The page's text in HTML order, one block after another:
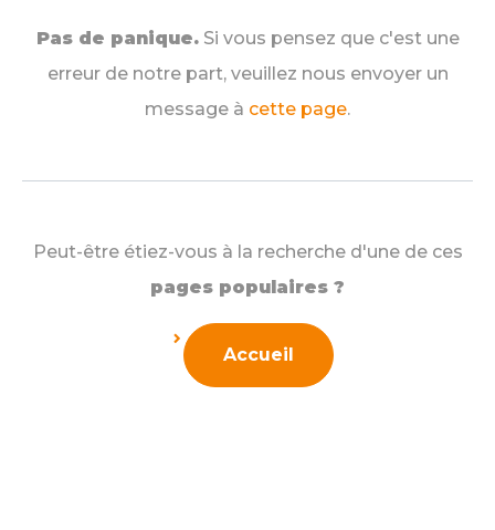
Pas de panique.Si vous pensez que c'est une
erreur de notre part, veuillez nous envoyer un
message à cette page.
Peut-être étiez-vous à la recherche d'une de ces
pages populaires ?
Accueil